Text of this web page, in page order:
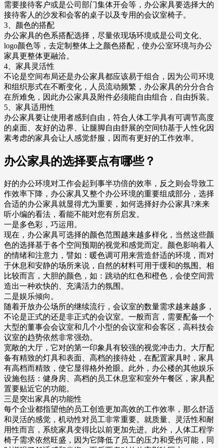
需要接待客户或是公司部门集体开会等，办公家具要选择大的
接待客人的沙发和会客的桌子以及专用的会议室椅子。
3、颜色的搭配
办公家具的色系搭配选择，尽量依现场环境或是公司文化、
logo颜色等，去定制整体上之颜色搭配，使办公室环境与办公
家具更整体更融洽。
4、家具灵活性
不论是空间布局还是办公家具都应该易于组合，因为公司环境
和组织形式在不断变化，人员流动频繁，办公家具的分分合合
在所难免，因此办公家具及附件必须能自由组合，自由拆装。
5、家具适用性
办公家具要让使用者感到自由，符合人体工学具有可调节高度
的桌面、友好的边界、让腿脚自由舒展的空间牞基于人性化因
素考虑的家具会让人感觉舒服，因而有更好的工作效率。
办公家具的选择要点有哪些？
好的办公环境对工作会起到事半功倍的效率，反之则会导致工
作效率下降，办公家具又整个办公环境的重要组成部分，选择
合适的办公家具就显得尤为重要，如何选择好办公家具?来来
听小编的看法，看能不能对您有所启发。
一是多色彩，巧运用。
现在，办公家具可选择的颜色范围越来越多样化，当然这些颜
色的选择基于各个空间预期的视觉和感觉而定。颜色影响着人
的情绪和注意力，譬如：暖色调可用来营造舒适的环境，而对
于休息和安静的场所来说，自然的材料可用于缓和的氛围。相
比较而言，大胆的颜色，如：跳动的红色和橙色，会使空间营
造出一种欢快的、充满活力的氛围。
二是娱乐倾向。
随着开放办公场所的继续流行，会议室的数量需求越来越多，
不论是正式的还是非正式的会议室。一般而言，需要配备一个
大型的董事会会议室和几个小型的会议室和会客区，高科技会
议室的趋势依然非常强劲。
宽敞的大厅，它对的第一印象具有较强的视觉冲击力。大厅配
备有精致的灯具和表面、高档的接待处，在配置家具时，家具
有高档而精致，使它显得格外抢眼。此外，办公楼的其他娱乐
设施包括：健身房、高档的员工休息室和室外午餐区，家具配
置要贴近它的功能。
三是突出家具的功能性
每个企业都指望他的员工创造更加高效的工作效率，那么舒适
和灵活的感觉，机动性对员工非常重要。就质量、灵活性和耐
用性而言，系统家具变得比以前更加先进。此外，人体工程学
椅子需求依然旺盛，因为它降低了员工的压力和受伤可能，同